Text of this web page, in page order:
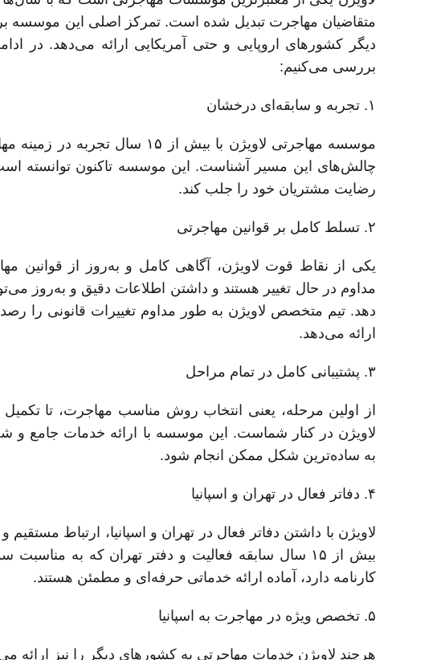
متقاضیان مهاجرت تبدیل شده است. تمرکز اصلی این موسسه
دیگر کشورهای اروپایی و حتی آمریکایی ارائه می‌دهد. در
بررسی می‌کنیم:
۱. تجربه و سابقه‌ای درخشان
موسسه مهاجرتی لاویژن با بیش از ۱۵ سال تجربه در زمینه مهاجرت به
چالش‌های این مسیر آشناست. این موسسه تاکنون توانسته
رضایت مشتریان خود را جلب کند.
۲. تسلط کامل بر قوانین مهاجرتی
یکی از نقاط قوت لاویژن، آگاهی کامل و به‌روز از قوانین
مداوم در حال تغییر هستند و داشتن اطلاعات دقیق و به‌روز
دهد. تیم متخصص لاویژن به طور مداوم تغییرات قانونی را
ارائه می‌دهد.
۳. پشتیبانی کامل در تمام مراحل
از اولین مرحله، یعنی انتخاب روش مناسب مهاجرت، تا
لاویژن در کنار شماست. این موسسه با ارائه خدمات جامع
به ساده‌ترین شکل ممکن انجام شود.
۴. دفاتر فعال در تهران و اسپانیا
لاویژن با داشتن دفاتر فعال در تهران و اسپانیا، ارتباط
بیش از ۱۵ سال سابقه فعالیت و دفتر تهران که به
کارنامه دارد، آماده ارائه خدماتی حرفه‌ای و مطمئن هستند.
۵. تخصص ویژه در مهاجرت به اسپانیا
هرچند لاویژن خدمات مهاجرتی به کشورهای دیگر را نیز ارائه